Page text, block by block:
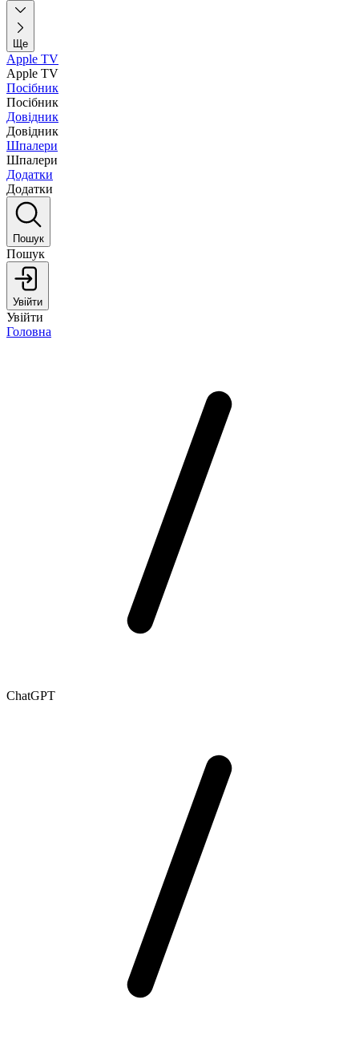
Ще
Apple TV
Apple TV
Посібник
Посібник
Довідник
Довідник
Шпалери
Шпалери
Додатки
Додатки
Пошук
Пошук
Увійти
Увійти
Головна
ChatGPT